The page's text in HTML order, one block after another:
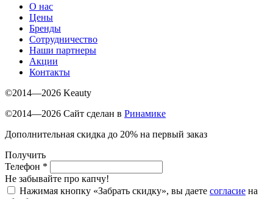
О нас
Цены
Бренды
Сотрудничество
Наши партнеры
Акции
Контакты
©2014—2026 Keauty
©2014—2026 Сайт сделан в Ринамике
Дополнительная скидка до 20% на первый заказ
Получить
Телефон *
Не забывайте про капчу!
Нажимая кнопку «Забрать скидку», вы даете согласие на